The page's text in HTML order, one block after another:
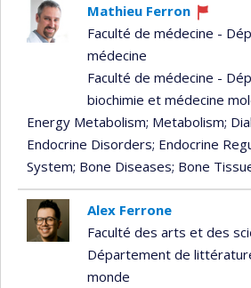
Mathieu Ferron
Currently
recruiting
Faculté de médecine -
médecine
Faculté de médecine -
biochimie et médecine
Energy Metabolism; Metabolism;
Endocrine Disorders; Endocrine
System; Bone Diseases; Bone
Alex Ferrone
Faculté des arts et des
Département de
monde